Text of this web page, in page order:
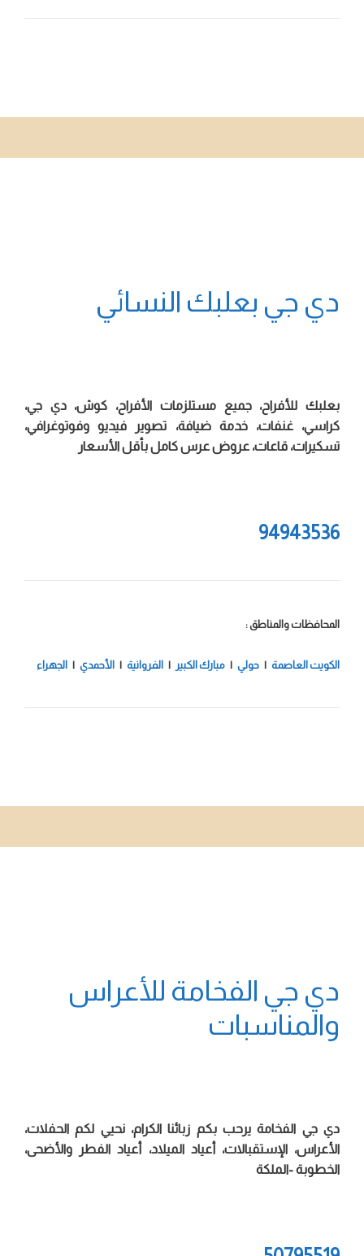
دي جي بعلبك النسائي
بعلبك للأفراح، جميع مستلزمات الأفراح، كوش، دي جي،
كراسي، غنفات، خدمة ضيافة، تصوير فيديو وفوتوغرافي،
تسكيرات، قاعات، عروض عرس كامل بأقل الأسعار
94943536
المحافظات والمناطق :
الكويت العاصمة | حولي | مبارك الكبير | الفروانية | الأحمدي | الجهراء
دي جي الفخامة للأعراس
والمناسبات
دي جي الفخامة يرحب بكم زبائنا الكرام، نحيي لكم الحفلات،
الأعراس، الإستقبالات، أعياد الميلاد، أعياد الفطر والأضحى،
الخطوبة -الملكة